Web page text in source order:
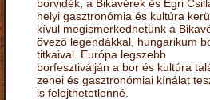
borvidék, a Bikavérek és Egri
helyi gasztronómia és kultúra
kívül megismerkedhetünk a
övező legendákkal, hungarikum
titkaival. Európa legszebb
borfesztiválján a bor és kultúra
zenei és gasztronómiai kínálat
is felejthetetlenné.